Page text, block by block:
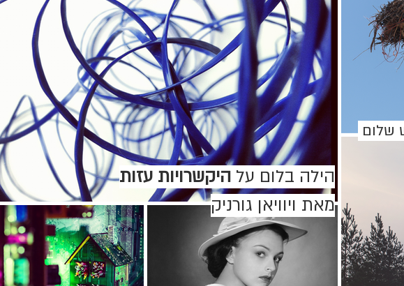
הילה בלום על היקשרויות עזות
מאת ויוויאן גורניק
שלום